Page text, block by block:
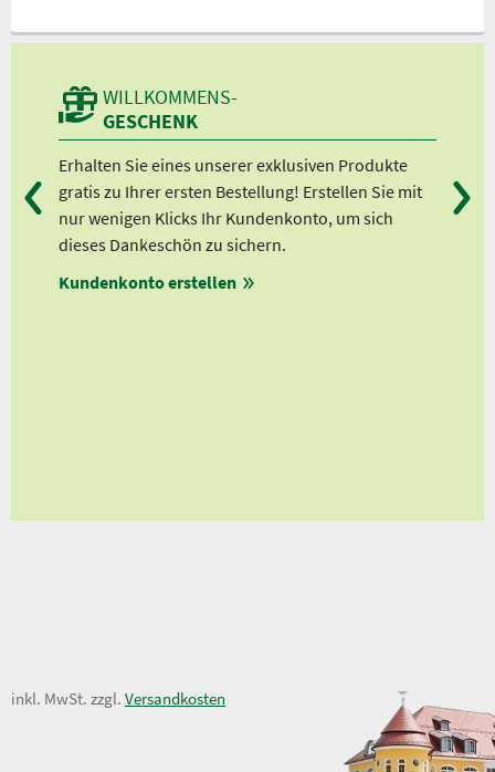
WILLKOMMENS-
GESCHENK
Erhalten Sie eines unserer exklusiven Produkte
gratis zu Ihrer ersten Bestellung! Erstellen Sie mit
nur wenigen Klicks Ihr Kundenkonto, um sich
dieses Dankeschön zu sichern.
Kundenkonto erstellen
Ab
15,00 €
inkl. MwSt. zzgl. Versandkosten